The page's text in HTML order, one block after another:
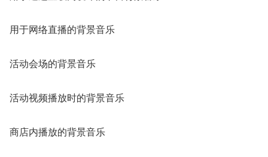
用于网络直播的背景音乐
活动会场的背景音乐
活动视频播放时的背景音乐
商店内播放的背景音乐